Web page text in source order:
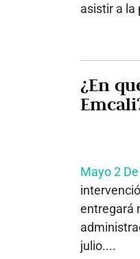
asistir a la
¿En qué
Mayo 2
entregará
julio....